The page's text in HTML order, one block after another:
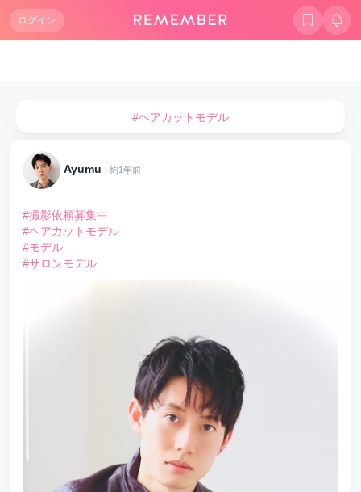
ログイン
#ヘアカットモデル
Ayumu 約1年前
#撮影依頼募集中
#ヘアカットモデル
#モデル
#サロンモデル